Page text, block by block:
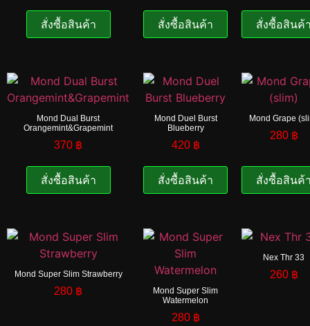
สั่งซื้อสินค้า สั่งซื้อสินค้า สั่งซื้อสินค้
Mond Dual Burst
Orangemint&Grapemint
370 ฿
สั่งซื้อสินค้า
Mond Duel Burst
Blueberry
420 ฿
สั่งซื้อสินค้า
Mond Grape
280 ฿
สั่งซื้อสินค้
Mond Super Slim Strawberry
280 ฿
Mond Super Slim
Watermelon
280 ฿
Nex Thr 33
260 ฿